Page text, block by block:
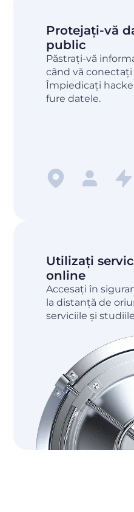
Protejați-vă
public
Păstrați-vă
când vă
Împiedicați
fure datele.
Utilizați
online
Accesați în
la distanță de
serviciile și